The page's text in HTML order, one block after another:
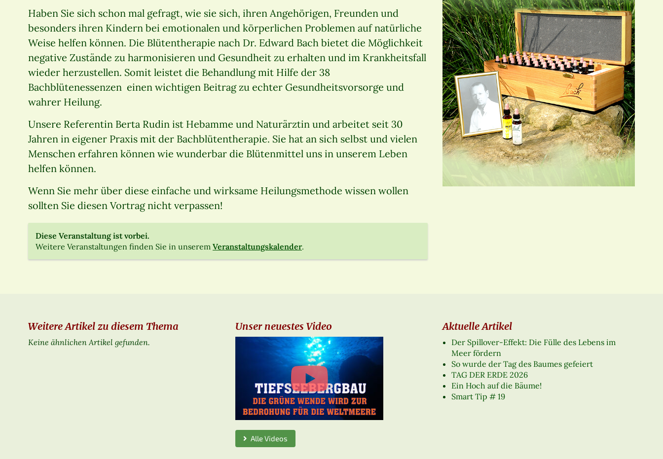
Haben Sie sich schon mal gefragt, wie sie sich, ihren Angehörigen, Freunden und
besonders ihren Kindern bei emotionalen und körperlichen Problemen auf natürliche
Weise helfen können. Die Blütentherapie nach Dr. Edward Bach bietet die Möglichkeit
negative Zustände zu harmonisieren und Gesundheit zu erhalten und im Krankheitsfall
wieder herzustellen. Somit leistet die Behandlung mit Hilfe der 38
Bachblütenessenzen einen wichtigen Beitrag zu echter Gesundheitsvorsorge und
wahrer Heilung.
Unsere Referentin Berta Rudin ist Hebamme und Naturärztin und arbeitet seit 30
Jahren in eigener Praxis mit der Bachblütentherapie. Sie hat an sich selbst und vielen
Menschen erfahren können wie wunderbar die Blütenmittel uns in unserem Leben
helfen können.
Wenn Sie mehr über diese einfache und wirksame Heilungsmethode wissen wollen
sollten Sie diesen Vortrag nicht verpassen!
Diese Veranstaltung ist vorbei.
Weitere Veranstaltungen finden Sie in unserem Veranstaltungskalender.
Weitere Artikel zu diesem Thema
Keine ähnlichen Artikel gefunden.
Unser neuestes Video
Alle Videos
Aktuelle Artikel
Der Spillover-Effekt: Die Fülle des Lebens im
Meer fördern
So wurde der Tag des Baumes gefeiert
TAG DER ERDE 2026
Ein Hoch auf die Bäume!
Smart Tip # 19